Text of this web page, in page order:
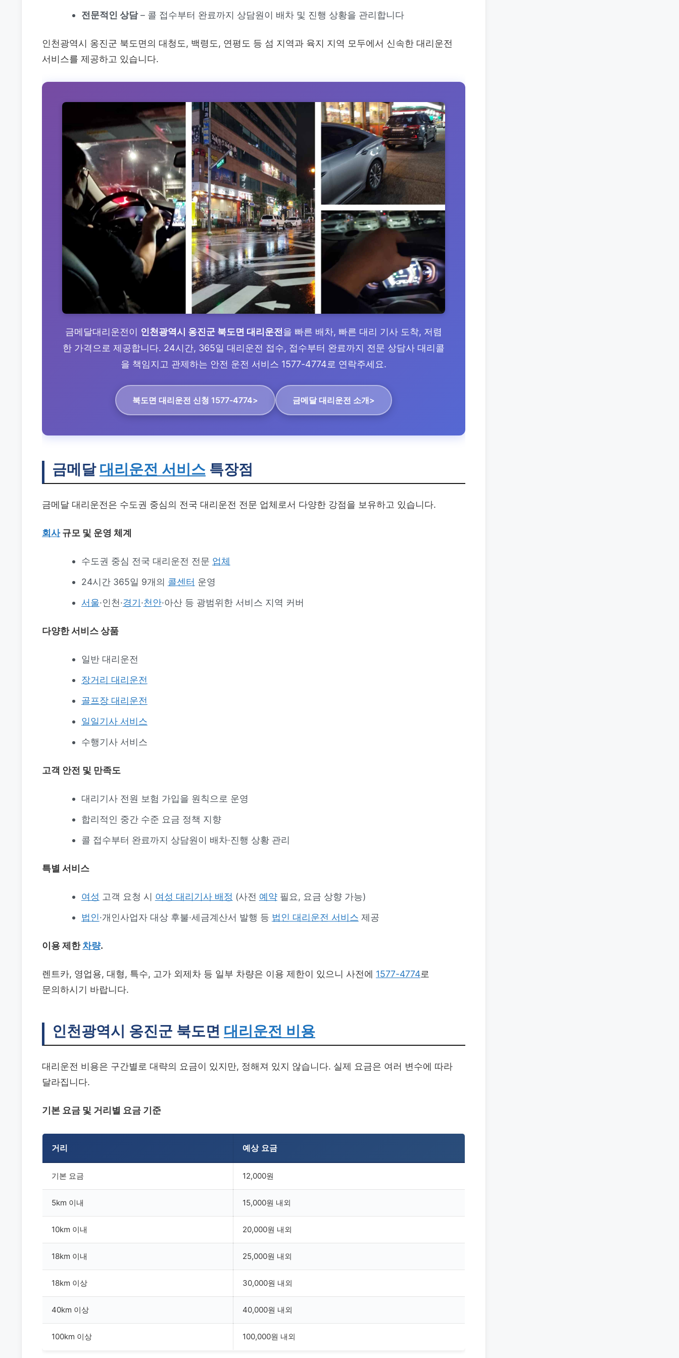
전문적인 상담– 콜 접수부터 완료까지 상담원이 배차 및 진행 상황을 관리합니다
인천광역시 옹진군 북도면의 대청도, 백령도, 연평도 등 섬 지역과 육지 지역 모두에서 신속한 대리운전
서비스를 제공하고 있습니다.
금메달대리운전이 인천광역시 옹진군 북도면 대리운전 을 빠른 배차, 빠른 대리 기사 도착, 저렴
한 가격으로 제공합니다. 24시간, 365일 대리운전 접수, 접수부터 완료까지 전문 상담사 대리콜
을 책임지고 관제하는 안전 운전 서비스 1577-4774로 연락주세요.
북도면 대리운전 신청 1577-4774> 금메달 대리운전 소개>
금메달 대리운전 서비스 특장점
금메달 대리운전은 수도권 중심의 전국 대리운전 전문 업체로서 다양한 강점을 보유하고 있습니다.
회사규모 및 운영 체계
수도권 중심 전국 대리운전 전문 업체
24시간 365일 9개의 콜센터 운영
서울·인천·경기·천안·아산 등 광범위한 서비스 지역 커버
다양한 서비스 상품
일반 대리운전
장거리 대리운전
골프장 대리운전
일일기사 서비스
수행기사 서비스
고객 안전 및 만족도
대리기사 전원 보험 가입을 원칙으로 운영
합리적인 중간 수준 요금 정책 지향
콜 접수부터 완료까지 상담원이 배차·진행 상황 관리
특별 서비스
여성 고객 요청 시 여성 대리기사 배정 (사전 예약필요, 요금 상향 가능)
법인·개인사업자 대상 후불·세금계산서 발행 등 법인 대리운전 서비스 제공
이용 제한차량.
렌트카, 영업용, 대형, 특수, 고가 외제차 등 일부 차량은 이용 제한이 있으니 사전에 1577-4774로
문의하시기 바랍니다.
인천광역시 옹진군 북도면 대리운전 비용
대리운전 비용은 구간별로 대략의 요금이 있지만, 정해져 있지 않습니다. 실제 요금은 여러 변수에 따라
달라집니다.
기본 요금 및 거리별 요금 기준
거리 예상 요금
기본 요금 12,000원
5km 이내 15,000원 내외
10km 이내 20,000원 내외
18km 이내 25,000원 내외
18km 이상 30,000원 내외
40km 이상 40,000원 내외
100km 이상 100,000원 내외